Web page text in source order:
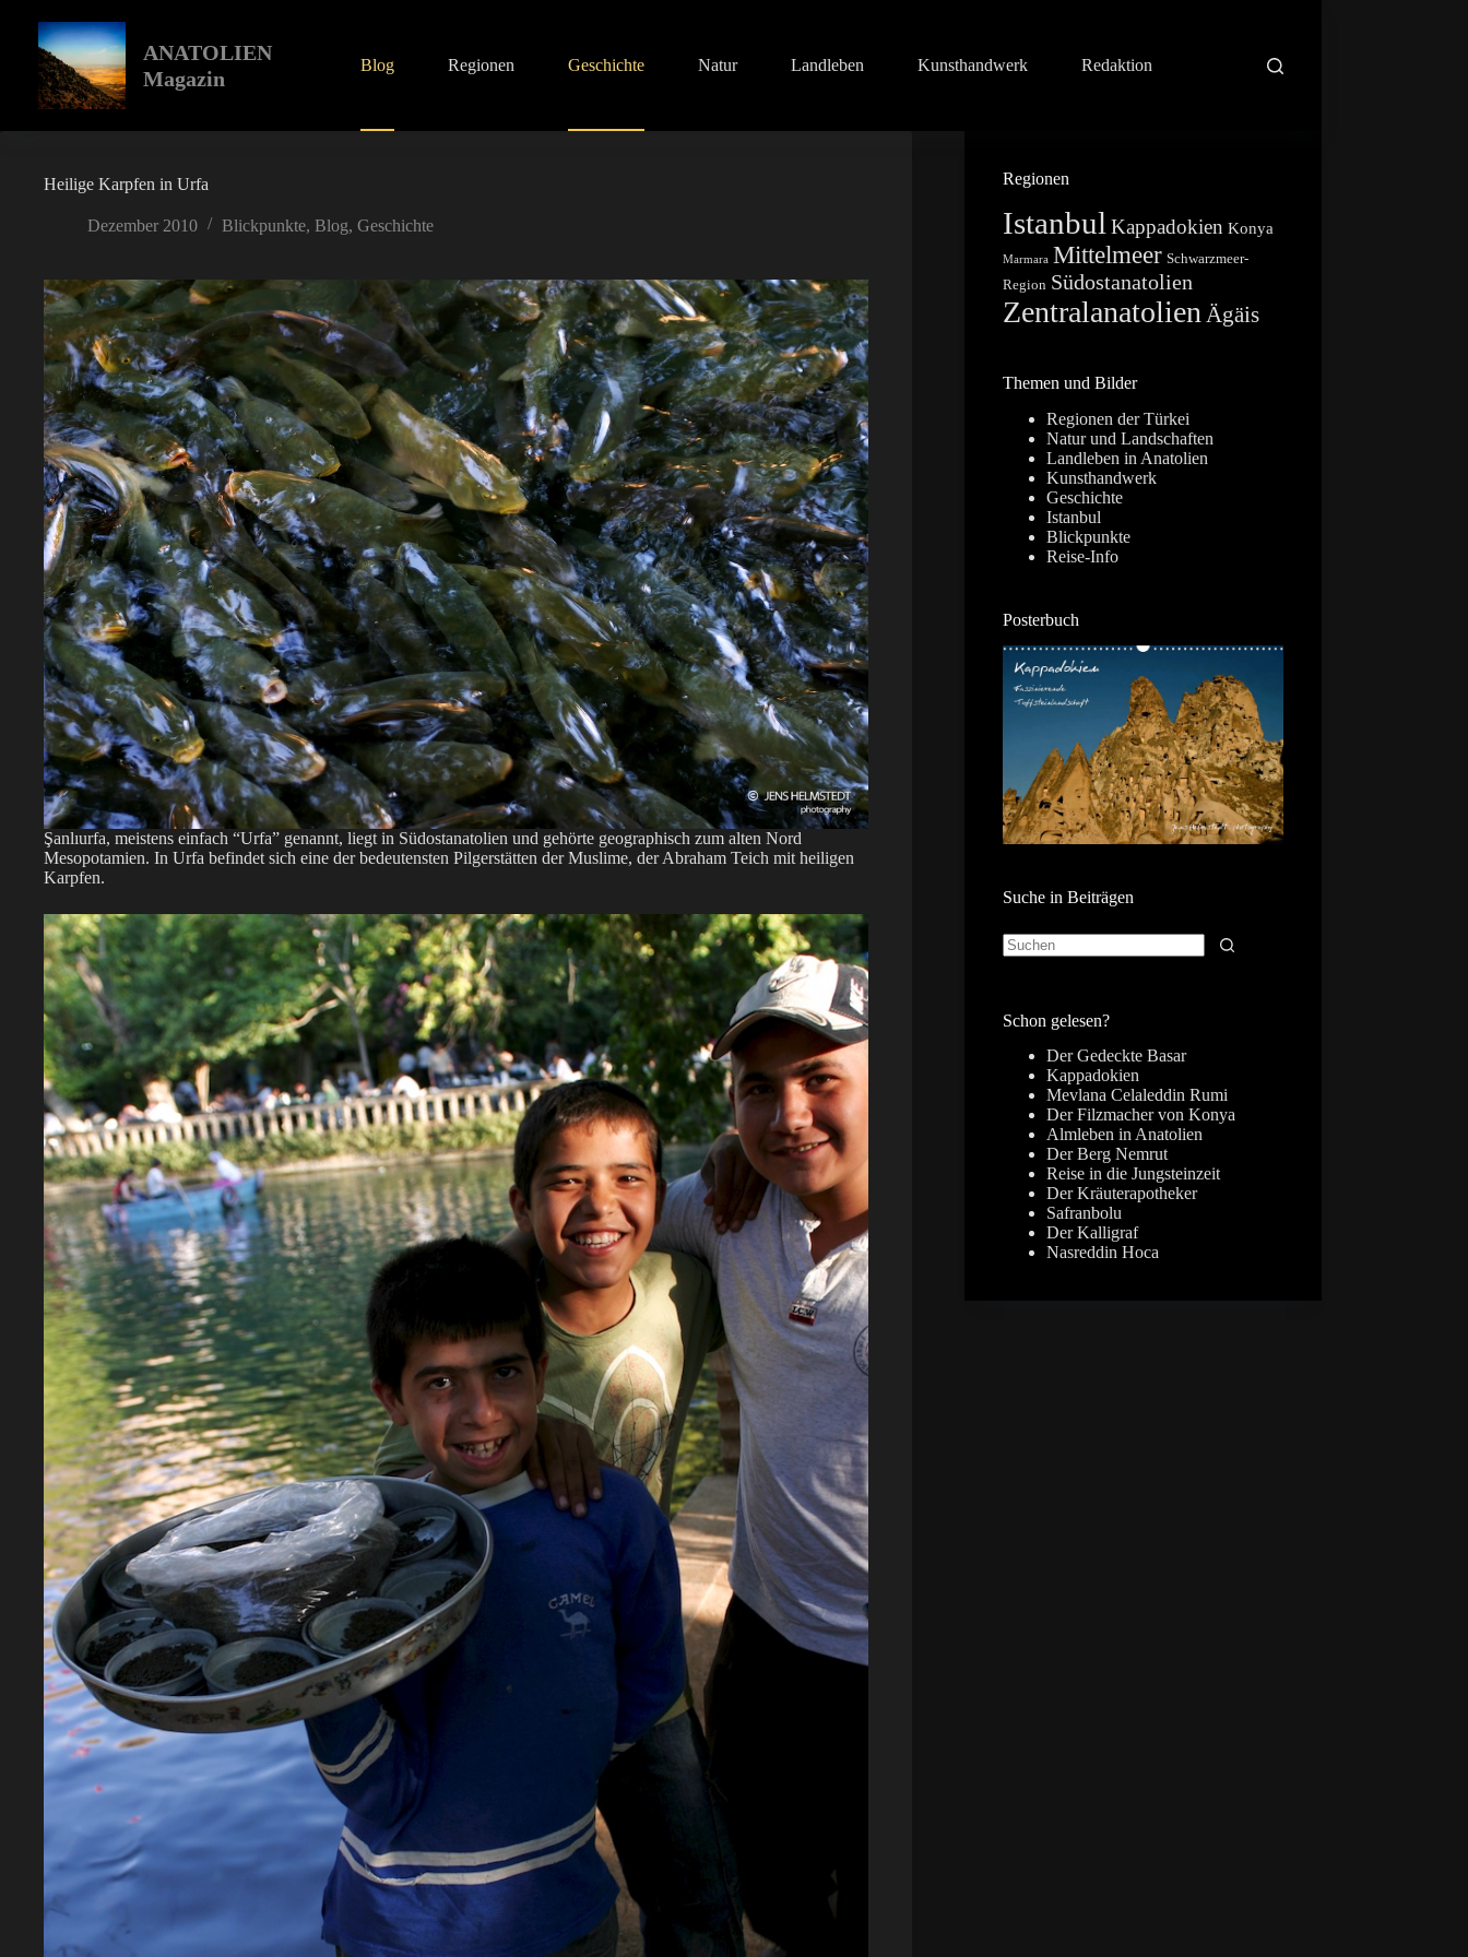
springen
ANATOLIEN
Magazin
Blog Regionen Geschichte Natur Landleben Kunsthandwerk Redaktion
Heilige Karpfen in Urfa
Dezember 2010 Blickpunkte, Blog, Geschichte
Şanlıurfa, meistens einfach “Urfa” genannt, liegt in Südostanatolien und gehörte geographisch zum alten Nord
Mesopotamien. In Urfa befindet sich eine der bedeutensten Pilgerstätten der Muslime, der Abraham Teich mit heiligen
Karpfen.
Regionen
Istanbul Kappadokien Konya
Marmara Mittelmeer Schwarzmeer-
Region Südostanatolien
Zentralanatolien Ägäis
Themen und Bilder
Regionen der Türkei
Natur und Landschaften
Landleben in Anatolien
Kunsthandwerk
Geschichte
Istanbul
Blickpunkte
Reise-Info
Posterbuch
Suche in Beiträgen
Schon gelesen?
Der Gedeckte Basar
Kappadokien
Mevlana Celaleddin Rumi
Der Filzmacher von Konya
Almleben in Anatolien
Der Berg Nemrut
Reise in die Jungsteinzeit
Der Kräuterapotheker
Safranbolu
Der Kalligraf
Nasreddin Hoca